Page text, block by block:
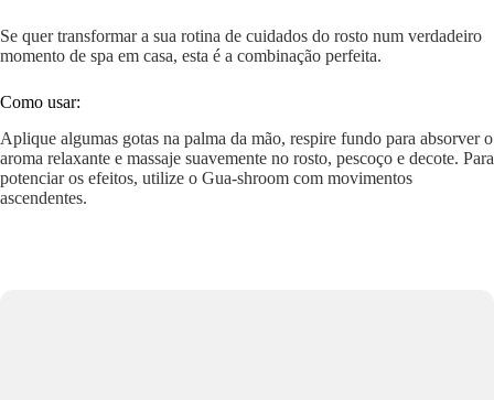
Se quer transformar a sua rotina de cuidados do rosto num verdadeiro
momento de spa em casa, esta é a combinação perfeita.
Como usar:
Aplique algumas gotas na palma da mão, respire fundo para absorver o
aroma relaxante e massaje suavemente no rosto, pescoço e decote. Para
potenciar os efeitos, utilize o Gua-shroom com movimentos
ascendentes.